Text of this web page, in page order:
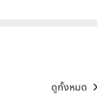
ดูทั้งหมด